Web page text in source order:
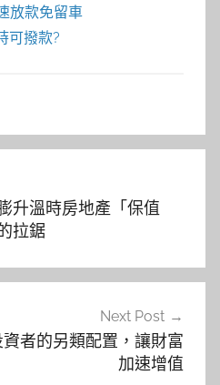
放款免留車
可撥款?
升溫時房地產「保值
拉鋸
Next Post
者的另類配置，讓財富
加速增值